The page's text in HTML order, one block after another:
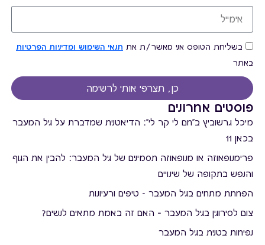
פוסטים אחרונים
מיכל גרשוביץ ב"חם לי קר לי": הדיאטנית שמדברת על גיל המעבר
בכאן 11
פרימנופאוזה או מנופאוזה תסמינים של גיל המעבר: להבין את הגוף
והנפש בתקופה של שינויים
הפחתת מתחים בגיל המעבר - טיפים ורעיונות
צום לסירוגין בגיל המעבר – האם זה באמת מתאים לנשים?
נפיחות בטנית בגיל המעבר
בשליחת הטופס אני מאשר/ת את תנאי השימוש ומדיניות הפרטיות
באתר
כן, תצרפי אותי לרשימה